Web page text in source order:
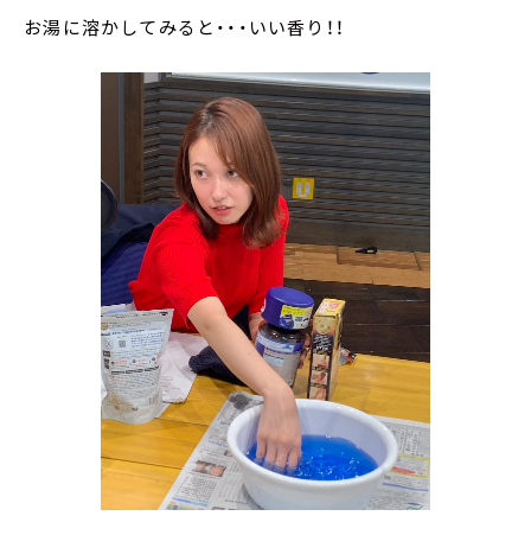
お湯に溶かしてみると・・・いい香り！！